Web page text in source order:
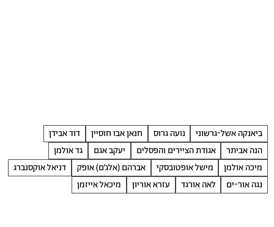
ביאנקה אשל-גרשוני נועה גרוס חנאן אבו חוסיין
דוד אבידן
הנה אביתר
אגודת הציירים והפסלים יעקב אגם
גד אולמן
מיכה אולמן
מישל אופטובסקי אברהם (אלג׳ם) אופק
דניאל אוקסנברג
נגה אור-ים
לאה אורגד עזרא אוריון מיכאל אייזמן